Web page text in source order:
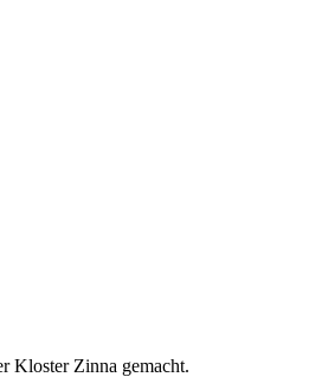
Kloster Zinna gemacht.